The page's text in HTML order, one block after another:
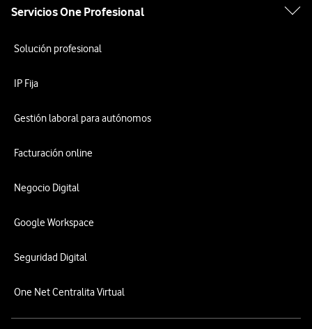
Servicios One Profesional
Solución profesional
IP Fija
Gestión laboral para autónomos
Facturación online
Negocio Digital
Google Workspace
Seguridad Digital
One Net Centralita Virtual